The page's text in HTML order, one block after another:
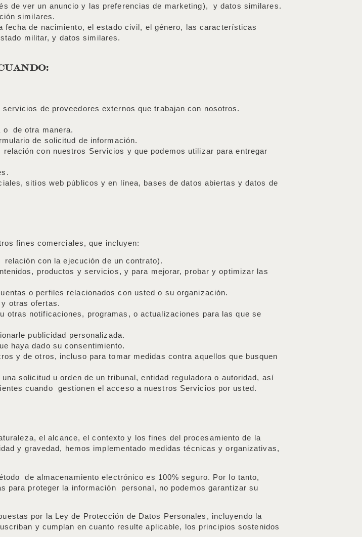
de ver un anuncio y las preferencias de marketing), y datos similares.
similares.
de nacimiento, el estado civil, el género, las características
militar, y datos similares.
de proveedores externos que trabajan con nosotros.
o de otra manera.
de solicitud de información.
con nuestros Servicios y que podemos utilizar para entregar
sitios web públicos y en línea, bases de datos abiertas y datos de
fines comerciales, que incluyen:
con la ejecución de un contrato).
productos y servicios, y para mejorar, probar y optimizar las
o perfiles relacionados con usted o su organización.
otras ofertas.
notificaciones, programas, o actualizaciones para las que se
publicidad personalizada.
haya dado su consentimiento.
y de otros, incluso para tomar medidas contra aquellos que busquen
solicitud u orden de un tribunal, entidad reguladora o autoridad, así
cuando gestionen el acceso a nuestros Servicios por usted.
el alcance, el contexto y los fines del procesamiento de la
y gravedad, hemos implementado medidas técnicas y organizativas,
de almacenamiento electrónico es 100% seguro. Por lo tanto,
para proteger la información personal, no podemos garantizar su
por la Ley de Protección de Datos Personales, incluyendo la
y cumplan en cuanto resulte aplicable, los principios sostenidos